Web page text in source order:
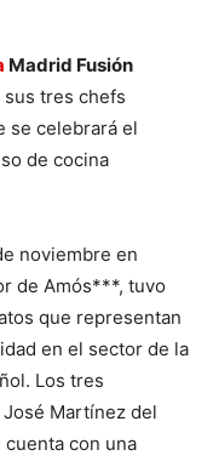
Madrid Fusión
sus tres chefs
se celebrará el
de cocina
noviembre en
de Amós***, tuvo
que representan
en el sector de la
Los tres
Martínez del
con una